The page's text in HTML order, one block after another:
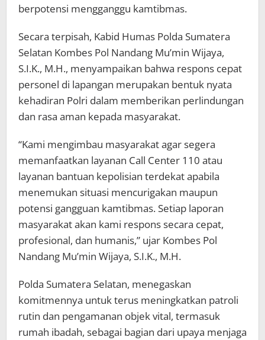
berpotensi mengganggu kamtibmas.
Secara terpisah, Kabid Humas Polda Sumatera
Selatan Kombes Pol Nandang Mu’min Wijaya,
S.I.K., M.H., menyampaikan bahwa respons cepat
personel di lapangan merupakan bentuk nyata
kehadiran Polri dalam memberikan perlindungan
dan rasa aman kepada masyarakat.
“Kami mengimbau masyarakat agar segera
memanfaatkan layanan Call Center 110 atau
layanan bantuan kepolisian terdekat apabila
menemukan situasi mencurigakan maupun
potensi gangguan kamtibmas. Setiap laporan
masyarakat akan kami respons secara cepat,
profesional, dan humanis,” ujar Kombes Pol
Nandang Mu’min Wijaya, S.I.K., M.H.
Polda Sumatera Selatan, menegaskan
komitmennya untuk terus meningkatkan patroli
rutin dan pengamanan objek vital, termasuk
rumah ibadah, sebagai bagian dari upaya menjaga